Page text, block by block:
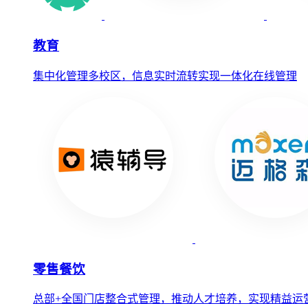
教育
集中化管理多校区，信息实时流转实现一体化在线管理
零售餐饮
总部+全国门店整合式管理，推动人才培养，实现精益运